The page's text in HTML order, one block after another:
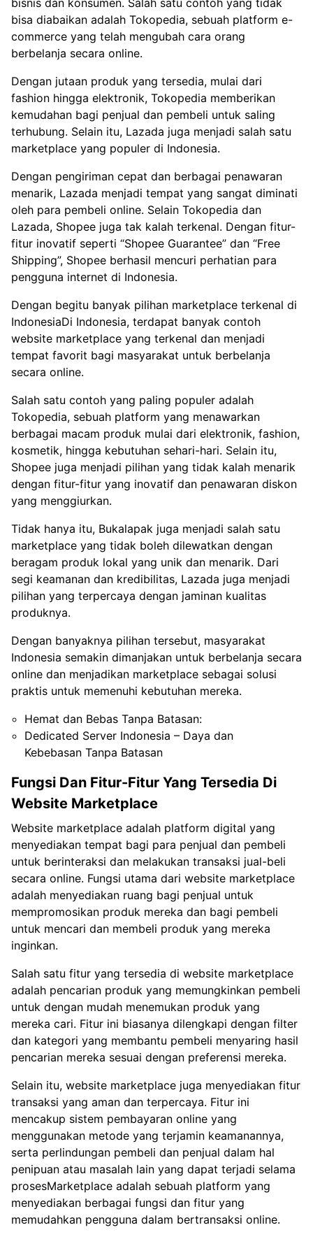
bisa diabaikan adalah Tokopedia, sebuah platform e-
commerce yang telah mengubah cara orang
berbelanja secara online.
Dengan jutaan produk yang tersedia, mulai dari
fashion hingga elektronik, Tokopedia memberikan
kemudahan bagi penjual dan pembeli untuk saling
terhubung. Selain itu, Lazada juga menjadi salah satu
marketplace yang populer di Indonesia.
Dengan pengiriman cepat dan berbagai penawaran
menarik, Lazada menjadi tempat yang sangat diminati
oleh para pembeli online. Selain Tokopedia dan
Lazada, Shopee juga tak kalah terkenal. Dengan fitur-
fitur inovatif seperti “Shopee Guarantee” dan “Free
Shipping”, Shopee berhasil mencuri perhatian para
pengguna internet di Indonesia.
Dengan begitu banyak pilihan marketplace terkenal di
IndonesiaDi Indonesia, terdapat banyak contoh
website marketplace yang terkenal dan menjadi
tempat favorit bagi masyarakat untuk berbelanja
secara online.
Salah satu contoh yang paling populer adalah
Tokopedia, sebuah platform yang menawarkan
berbagai macam produk mulai dari elektronik, fashion,
kosmetik, hingga kebutuhan sehari-hari. Selain itu,
Shopee juga menjadi pilihan yang tidak kalah menarik
dengan fitur-fitur yang inovatif dan penawaran diskon
yang menggiurkan.
Tidak hanya itu, Bukalapak juga menjadi salah satu
marketplace yang tidak boleh dilewatkan dengan
beragam produk lokal yang unik dan menarik. Dari
segi keamanan dan kredibilitas, Lazada juga menjadi
pilihan yang terpercaya dengan jaminan kualitas
produknya.
Dengan banyaknya pilihan tersebut, masyarakat
Indonesia semakin dimanjakan untuk berbelanja secara
online dan menjadikan marketplace sebagai solusi
praktis untuk memenuhi kebutuhan mereka.
Hemat dan Bebas Tanpa Batasan:
Dedicated Server Indonesia – Daya dan
Kebebasan Tanpa Batasan
Fungsi Dan Fitur-Fitur Yang Tersedia Di
Website Marketplace
Website marketplace adalah platform digital yang
menyediakan tempat bagi para penjual dan pembeli
untuk berinteraksi dan melakukan transaksi jual-beli
secara online. Fungsi utama dari website marketplace
adalah menyediakan ruang bagi penjual untuk
mempromosikan produk mereka dan bagi pembeli
untuk mencari dan membeli produk yang mereka
inginkan.
Salah satu fitur yang tersedia di website marketplace
adalah pencarian produk yang memungkinkan pembeli
untuk dengan mudah menemukan produk yang
mereka cari. Fitur ini biasanya dilengkapi dengan filter
dan kategori yang membantu pembeli menyaring hasil
pencarian mereka sesuai dengan preferensi mereka.
Selain itu, website marketplace juga menyediakan fitur
transaksi yang aman dan terpercaya. Fitur ini
mencakup sistem pembayaran online yang
menggunakan metode yang terjamin keamanannya,
serta perlindungan pembeli dan penjual dalam hal
penipuan atau masalah lain yang dapat terjadi selama
prosesMarketplace adalah sebuah platform yang
menyediakan berbagai fungsi dan fitur yang
memudahkan pengguna dalam bertransaksi online.